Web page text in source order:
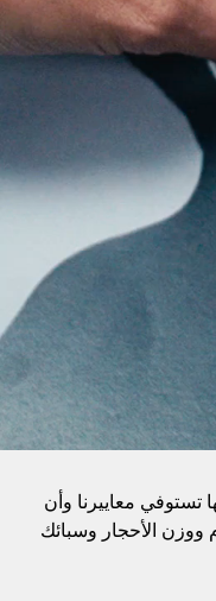
تستوفي معاييرنا وأن
ووزن الأحجار وسبائك